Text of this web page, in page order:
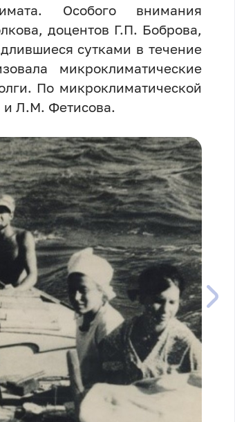
Особого внимания
доцентов Г.П. Боброва,
сутками в течение
микроклиматические
По микроклиматической
и Л.М. Фетисова.